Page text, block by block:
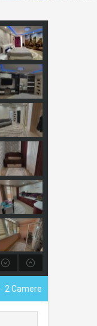
- 2 Camere